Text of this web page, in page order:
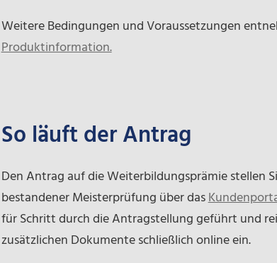
Weitere Bedingungen und Voraussetzungen
Produktinformation.
So läuft der Antrag
Den Antrag auf die Weiterbildungsprämie stellen
bestandener Meisterprüfung über das
für Schritt durch die Antragstellung geführt und
zusätzlichen Dokumente schließlich online ein.